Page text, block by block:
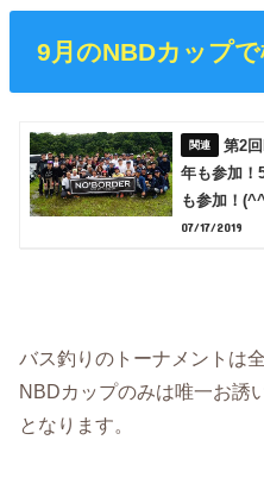
9月のNBDカップで
第2
年も参加！
も参加！
07/17/2019
バス釣りのトーナメントは
NBDカップのみは唯一お誘
となります。